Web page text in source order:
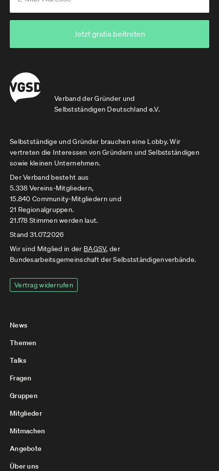
Verband der Gründer und
Selbstständigen Deutschland e.V.
Jetzt gratis beitreten
Selbstständige und Gründer brauchen eine Lobby. Wir
vertreten die Interessen von Gründern und Selbstständigen
sowie kleinen Unternehmen.
Der Verband besteht aus
5.338 Vereins-Mitgliedern,
15.840 Community-Mitgliedern und
21 Regionalgruppen.
21.178 Stimmen werden laut.
Stand 31.07.2026
Wir sind Mitglied in der BAGSV, der
Bundesarbeitsgemeinschaft der Selbstständigenverbände.
Vertrag widerrufen
News
Themen
Talks
Fragen
Gruppen
Mitglieder
Mitmachen
Angebote
Über uns